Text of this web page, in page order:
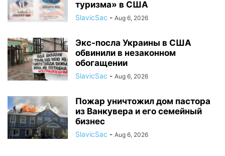
туризма» в США
SlavicSac - Aug 6, 2026
Экс-посла Украины в США
обвинили в незаконном
обогащении
SlavicSac - Aug 6, 2026
Пожар уничтожил дом пастора
из Ванкувера и его семейный
бизнес
SlavicSac - Aug 6, 2026